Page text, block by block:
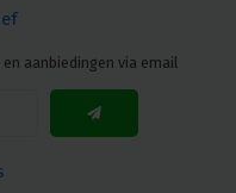
aanbiedingen via email